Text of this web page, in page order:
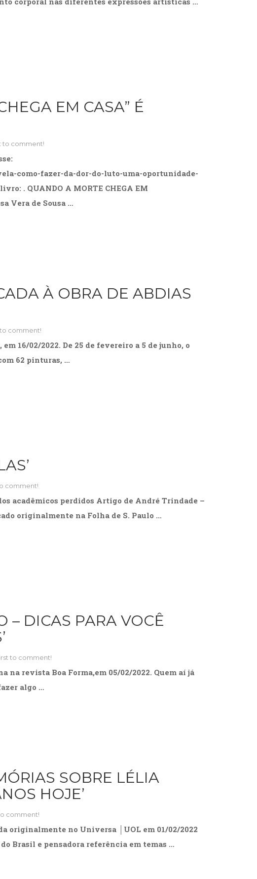
EM CASA” É
to comment!
como-fazer-da-dor-do-luto-uma-oportunidade-
. QUANDO A MORTE CHEGA EM
Vera de Sousa …
À OBRA DE ABDIAS
comment!
16/02/2022. De 25 de fevereiro a 5 de junho, o
62 pinturas, …
comment!
acadêmicos perdidos Artigo de André Trindade –
originalmente na Folha de S. Paulo …
– DICAS PARA VOCÊ
to comment!
revista Boa Forma,em 05/02/2022. Quem aí já
algo …
SOBRE LÉLIA
HOJE’
comment!
originalmente no Universa │UOL em 01/02/2022
Brasil e pensadora referência em temas …